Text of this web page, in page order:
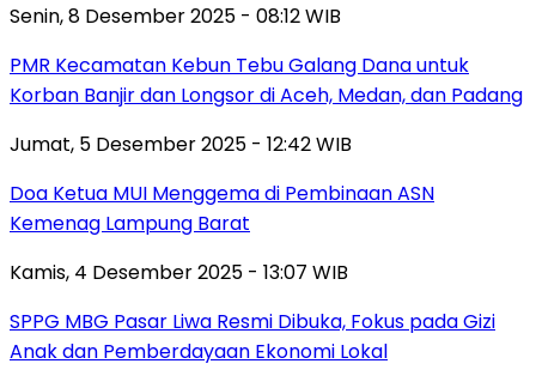
Senin, 8 Desember 2025 - 08:12 WIB
PMR Kecamatan Kebun Tebu Galang Dana untuk
Korban Banjir dan Longsor di Aceh, Medan, dan Padang
Jumat, 5 Desember 2025 - 12:42 WIB
Doa Ketua MUI Menggema di Pembinaan ASN
Kemenag Lampung Barat
Kamis, 4 Desember 2025 - 13:07 WIB
SPPG MBG Pasar Liwa Resmi Dibuka, Fokus pada Gizi
Anak dan Pemberdayaan Ekonomi Lokal